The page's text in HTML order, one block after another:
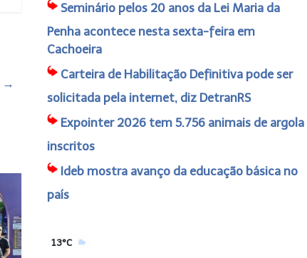
→
Seminário pelos 20 anos da Lei Maria da
Penha acontece nesta sexta-feira em
Cachoeira
Carteira de Habilitação Definitiva pode ser
solicitada pela internet, diz DetranRS
Expointer 2026 tem 5.756 animais de argola
inscritos
Ideb mostra avanço da educação básica no
país
13°C